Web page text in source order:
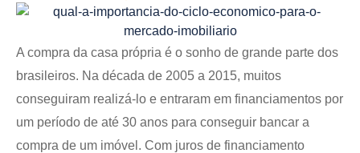
A compra da casa própria é o sonho de grande parte dos
brasileiros. Na década de 2005 a 2015, muitos
conseguiram realizá-lo e entraram em financiamentos por
um período de até 30 anos para conseguir bancar a
compra de um imóvel. Com juros de financiamento